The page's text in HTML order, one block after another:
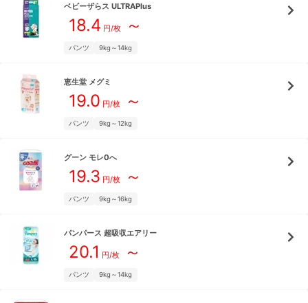
ベビーザらス ULTRAPlus
18.4 円/枚～
パンツ 9kg～14kg
恵生堂 メグミ
19.0 円/枚～
パンツ 9kg～12kg
グーン モレ0へ
19.3 円/枚～
パンツ 9kg～16kg
パンパース 超吸収エアリー
20.1 円/枚～
パンツ 9kg～14kg